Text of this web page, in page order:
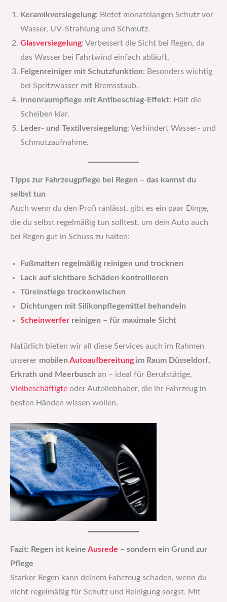
Keramikversiegelung: Bietet monatelangen Schutz vor
Wasser, UV-Strahlung und Schmutz.
Glasversiegelung: Verbessert die Sicht bei Regen, da
das Wasser bei Fahrtwind einfach abläuft.
Felgenreiniger mit Schutzfunktion: Besonders wichtig
bei Spritzwasser mit Bremsstaub.
Innenraumpflege mit Antibeschlag-Effekt: Hält die
Scheiben klar.
Leder- und Textilversiegelung: Verhindert Wasser- und
Schmutzaufnahme.
Tipps zur Fahrzeugpflege bei Regen – das kannst du
selbst tun
Auch wenn du den Profi ranlässt, gibt es ein paar Dinge,
die du selbst regelmäßig tun solltest, um dein Auto auch
bei Regen gut in Schuss zu halten:
Fußmatten regelmäßig reinigen und trocknen
Lack auf sichtbare Schäden kontrollieren
Türeinstiege trockenwischen
Dichtungen mit Silikonpflegemittel behandeln
Scheinwerfer reinigen – für maximale Sicht
Natürlich bieten wir all diese Services auch im Rahmen
unserer mobilen Autoaufbereitungim Raum Düsseldorf,
Erkrath und Meerbusch an – ideal für Berufstätige,
Vielbeschäftigte oder Autoliebhaber, die ihr Fahrzeug in
besten Händen wissen wollen.
Fazit: Regen ist keine Ausrede – sondern ein Grund zur
Pflege
Starker Regen kann deinem Fahrzeug schaden, wenn du
nicht regelmäßig für Schutz und Reinigung sorgst. Mit